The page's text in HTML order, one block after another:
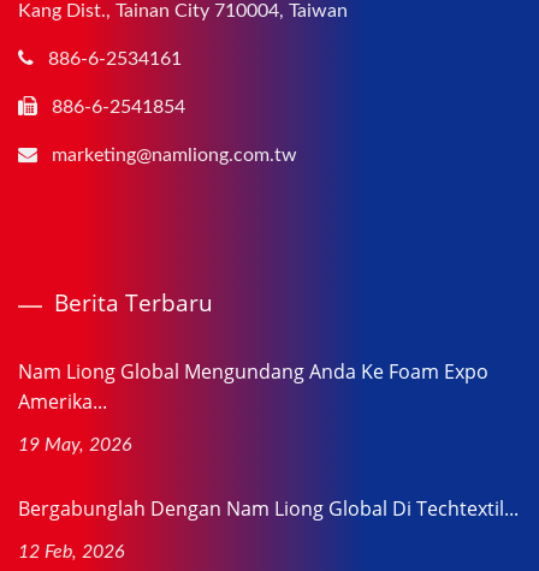
Kang Dist., Tainan City 710004, Taiwan
886-6-2534161
886-6-2541854
marketing@namliong.com.tw
Berita Terbaru
Nam Liong Global Mengundang Anda Ke Foam Expo
Amerika...
19 May, 2026
Bergabunglah Dengan Nam Liong Global Di Techtextil...
12 Feb, 2026